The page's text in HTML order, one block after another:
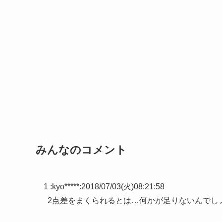
みんなのコメント
1 :kyo*****:2018/07/03(火)08:21:58
2点差をまくられるとは…何かが足りないんでし